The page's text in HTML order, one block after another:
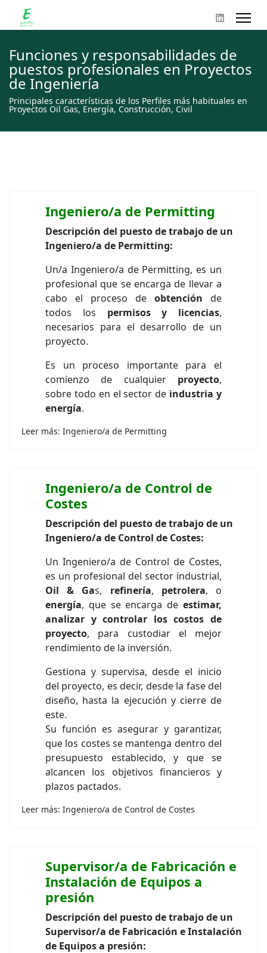
Funciones y responsabilidades de
puestos profesionales en Proyectos
de Ingeniería
Principales características de los Perfiles más habituales en
Proyectos Oil Gas, Energía, Construcción, Civil
Ingeniero/a de Permitting
Descripción del puesto de trabajo de un
Ingeniero/a de Permitting:
Un/a Ingeniero/a de Permitting, es un
profesional que se encarga de llevar a
cabo el proceso de obtención de
todos los permisos y licencias,
necesarios para el desarrollo de un
proyecto.
Es un proceso importante para el
comienzo de cualquier proyecto,
sobre todo en el sector de industria y
energía.
Leer más: Ingeniero/a de Permitting
Ingeniero/a de Control de
Costes
Descripción del puesto de trabajo de un
Ingeniero/a de Control de Costes:
Un Ingeniero/a de Control de Costes,
es un profesional del sector industrial,
Oil & Gas, refinería, petrolera, o
energía, que se encarga de estimar,
analizar y controlar los costos de
proyecto, para custodiar el mejor
rendimiento de la inversión.
Gestiona y supervisa, desde el inicio
del proyecto, es decir, desde la fase del
diseño, hasta la ejecución y cierre de
este.
Su función es asegurar y garantizar,
que los costes se mantenga dentro del
presupuesto establecido, y que se
alcancen los objetivos financieros y
plazos pactados.
Leer más: Ingeniero/a de Control de Costes
Supervisor/a de Fabricación e
Instalación de Equipos a
presión
Descripción del puesto de trabajo de un
Supervisor/a de Fabricación e Instalación
de Equipos a presión: